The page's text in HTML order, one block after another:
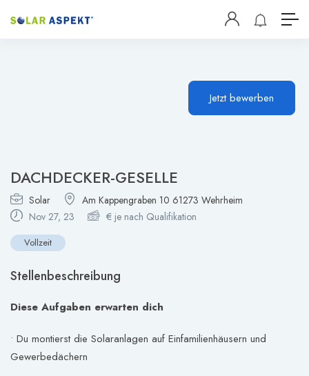
Jetzt bewerben
DACHDECKER-GESELLE
Solar
Am Kappengraben 10 61273 Wehrheim
Nov 27, 23
€ je nach Qualifikation
Vollzeit
Stellenbeschreibung
Diese Aufgaben erwarten dich
• Du montierst die Solaranlagen auf Einfamilienhäusern und
Gewerbedächern